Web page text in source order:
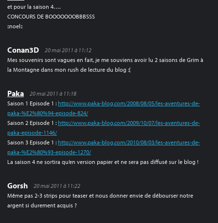
et pour la saison 4….
CONCOURS DE BOOOOOOOBBBSSS
::noel::
Conan3D
20 mai 2011 à 11:12
Mes souvenirs sont vagues en fait, je me souviens avoir lu 2 saisons de Grim à
la Montagne dans mon rush de lecture du blog :[
Paka
20 mai 2011 à 11:18
Saison 1 Episode 1 : http://www.paka-blog.com/2008/08/05/les-aventures-de-
paka-%E2%80%94-episode-824/
Saison 2 Episode 1 : http://www.paka-blog.com/2009/10/07/les-aventures-de-
paka-episode-1146/
Saison 3 Episode 1 : http://www.paka-blog.com/2010/08/03/les-aventures-de-
paka-%E2%80%93-episode-1270/
La saison 4 ne sortira qu’en version papier et ne sera pas diffusé sur le blog !
Gorsh
20 mai 2011 à 11:22
Même pas 2-3 strips pour teaser et nous donner envie de débourser notre
argent si durement acquis ?